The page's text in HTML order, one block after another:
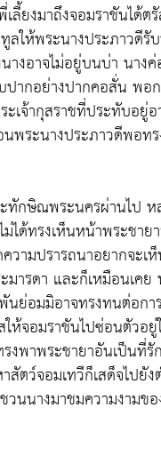
ลี้ยงมาถึงจอมราชันได้ต
ลให้พระนางประภาวดี
งอาจไม่อยู่บนบ่า นางค่
ปากอย่างปากคอสั่น พอ
เจ้ากุสราชที่ประทับอยู่
พระนางประภาวดีพอท
ทักษิณพระนครผ่านไป
ได้ทรงเห็นหน้าพระชาย
วามปรารถนาอยากจะเ
ะมารดา และก็เหมือนเค
ย่อมมิอาจทรงทนต่อกา
ให้จอมราชันไปซ่อนตัวอ
งพาพระชายาอันเป็นที่
ตว์จอมเทวีก็เสด็จไปยั
นนางมาชมความงามข